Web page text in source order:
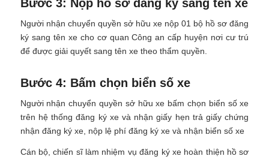
Bước 3: Nộp hồ sơ đăng ký sang tên xe
Người nhận chuyển quyền sở hữu xe nộp 01 bộ hồ sơ đăng
ký sang tên xe cho cơ quan Công an cấp huyện nơi cư trú
để được giải quyết sang tên xe theo thẩm quyền.
Bước 4: Bấm chọn biển số xe
Người nhận chuyển quyền sở hữu xe bấm chọn biển số xe
trên hệ thống đăng ký xe và nhận giấy hẹn trả giấy chứng
nhận đăng ký xe, nộp lệ phí đăng ký xe và nhận biển số xe
Cán bộ, chiến sĩ làm nhiệm vụ đăng ký xe hoàn thiện hồ sơ